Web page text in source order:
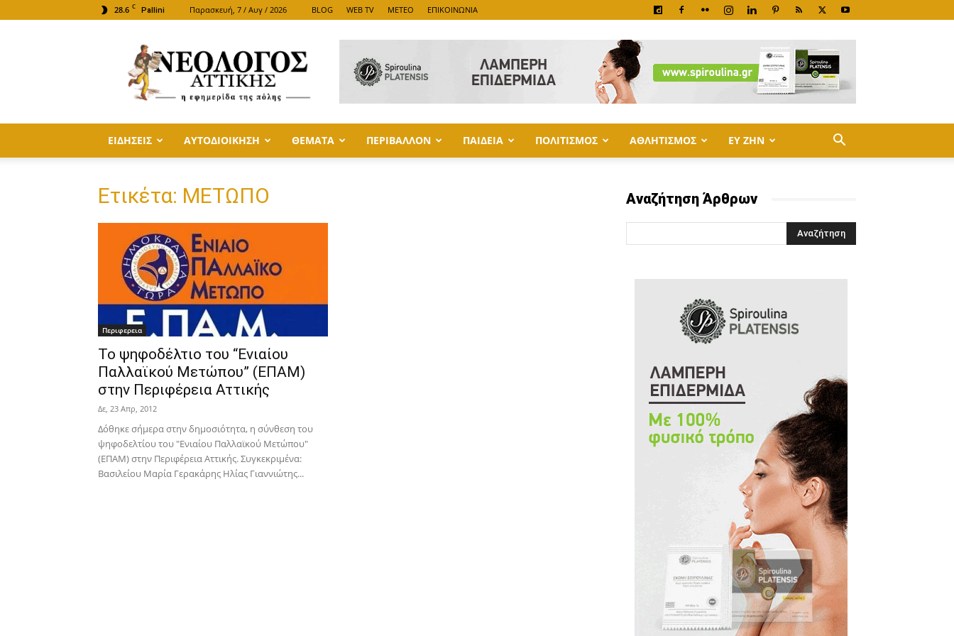
28.6 C Pallini Παρασκευή, 7 / Αυγ / 2026 BLOG WEB TV METEO ΕΠΙΚΟΙΝΩΝΙΑ
ΑΤΤΙΚΗΣ
ΕΙΔΗΣΕΙΣ ΑΥΤΟΔΙΟΙΚΗΣΗ ΘΕΜΑΤΑ ΠΕΡΙΒΑΛΛΟΝ ΠΑΙΔΕΙΑ ΠΟΛΙΤΙΣΜΟΣ ΑΘΛΗΤΙΣΜΟΣ ΕΥ ΖΗΝ
Ετικέτα: ΜΕΤΩΠΟ
Περιφερεια
Το ψηφοδέλτιο του “Ενιαίου
Παλλαϊκού Μετώπου” (ΕΠΑΜ)
στην Περιφέρεια Αττικής
Δε, 23 Απρ, 2012
Δόθηκε σήμερα στην δημοσιότητα, η σύνθεση του
ψηφοδελτίου του "Ενιαίου Παλλαϊκού Μετώπου"
(ΕΠΑΜ) στην Περιφέρεια Αττικής. Συγκεκριμένα:
Βασιλείου Μαρία Γερακάρης Ηλίας Γιαννιώτης...
Αναζήτηση Άρθρων